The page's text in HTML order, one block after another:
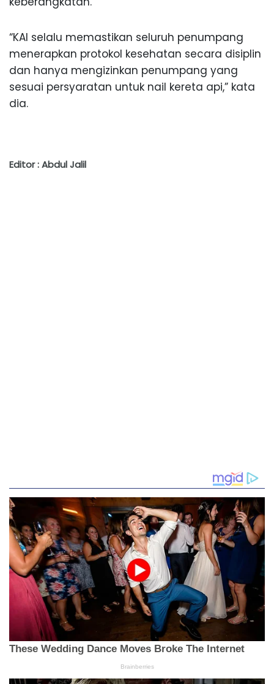
“KAI selalu memastikan seluruh penumpang
menerapkan protokol kesehatan secara disiplin
dan hanya mengizinkan penumpang yang
sesuai persyaratan untuk nail kereta api,” kata
dia.
Editor : Abdul Jalil